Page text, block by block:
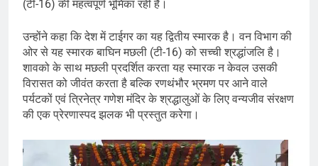
(टी-16) की महत्वपूर्ण भूमिका रही है।
उन्होंने कहा कि देश में टाईगर का यह द्वितीय स्मारक है। वन विभाग की
ओर से यह स्मारक बाघिन मछली (टी-16) को सच्ची श्रद्धांजलि है।
शावको के साथ मछली प्रदर्शित करता यह स्मारक न केवल उसकी
विरासत को जीवंत करता है बल्कि रणथंभौर भ्रमण पर आने वाले
पर्यटकों एवं त्रिनेत्र गणेश मंदिर के श्रद्धालुओं के लिए वन्यजीव संरक्षण
की एक प्रेरणास्पद झलक भी प्रस्तुत करेगा।